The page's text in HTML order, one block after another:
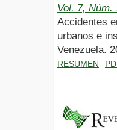
Vol. 7, Núm.
Accidentes
urbanos e
Venezuela.
RESUMEN